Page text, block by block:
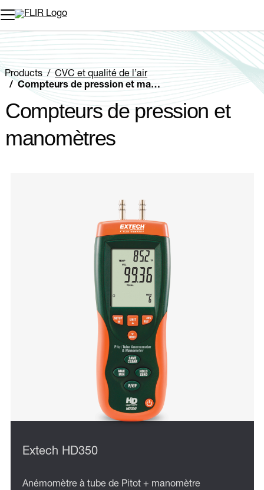
Unread messages
Modèle
Supprimer
articles
Ajouter au panier
Ajouté au panier
Products
CVC et qualité de l’air
Compteurs de pression et manomètres
Compteurs de pression et
manomètres
Extech HD350
Anémomètre à tube de Pitot + manomètre